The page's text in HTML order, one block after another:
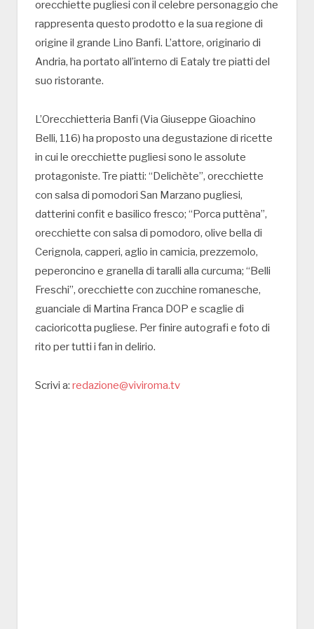
orecchiette pugliesi con il celebre personaggio che
rappresenta questo prodotto e la sua regione di
origine il grande Lino Banfi. L’attore, originario di
Andria, ha portato all’interno di Eataly tre piatti del
suo ristorante.
L’Orecchietteria Banfi (Via Giuseppe Gioachino
Belli, 116) ha proposto una degustazione di ricette
in cui le orecchiette pugliesi sono le assolute
protagoniste. Tre piatti: “Delichète”, orecchiette
con salsa di pomodori San Marzano pugliesi,
datterini confit e basilico fresco; “Porca puttèna”,
orecchiette con salsa di pomodoro, olive bella di
Cerignola, capperi, aglio in camicia, prezzemolo,
peperoncino e granella di taralli alla curcuma; “Belli
Freschi”, orecchiette con zucchine romanesche,
guanciale di Martina Franca DOP e scaglie di
cacioricotta pugliese. Per finire autografi e foto di
rito per tutti i fan in delirio.
Scrivi a: redazione@viviroma.tv